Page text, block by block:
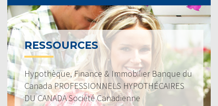
RESSOURCES
Hypothèque, Finance & Immobilier Banque du
Canada PROFESSIONNELS HYPOTHÉCAIRES
DU CANADA Société Canadienne